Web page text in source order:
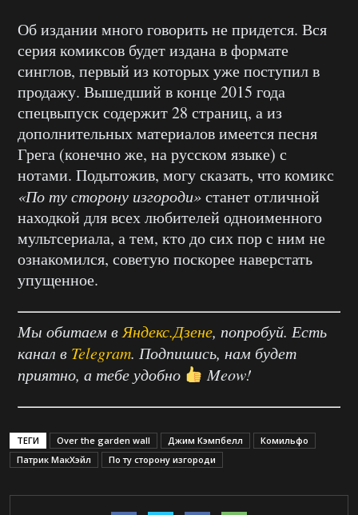
Об издании много говорить не придется. Вся
серия комиксов будет издана в формате
синглов, первый из которых уже поступил в
продажу. Вышедший в конце 2015 года
спецвыпуск содержит 28 страниц, а из
дополнительных материалов имеется песня
Грега (конечно же, на русском языке) с
нотами. Подытожив, могу сказать, что комикс
«По ту сторону изгороди»станет отличной
находкой для всех любителей одноименного
мультсериала, а тем, кто до сих пор с ним не
ознакомился, советую поскорее наверстать
упущенное.
Мы обитаем вЯндекс.Дзене, попробуй. Есть
канал в Telegram. Подпишись, нам будет
приятно, а тебе удобно
Meow!
ТЕГИ Over the garden wall Джим Кэмпбелл
Комильфо
Патрик МакХэйл
По ту сторону изгороди